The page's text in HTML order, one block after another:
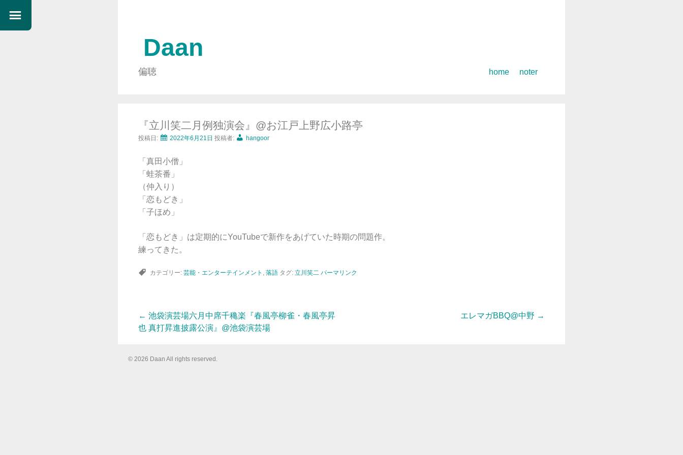
Daan
偏聴
コ
home noter
『立川笑二月例独演会』@お江戸上野広小路亭
投稿日: 2022年6月21日 投稿者: hangoor
「真田小僧」
「蛙茶番」
（仲入り）
「恋もどき」
「子ほめ」
「恋もどき」は定期的にYouTubeで新作をあげていた時期の問題作。
練ってきた。
カテゴリー: 芸能・エンターテインメント , 落語 タグ: 立川笑二 パーマリンク
投
稿
← 池袋演芸場六月中席千穐楽『春風亭柳雀・春風亭昇
也 真打昇進披露公演』@池袋演芸場
エレマガBBQ@中野 →
© 2026 Daan All rights reserved.